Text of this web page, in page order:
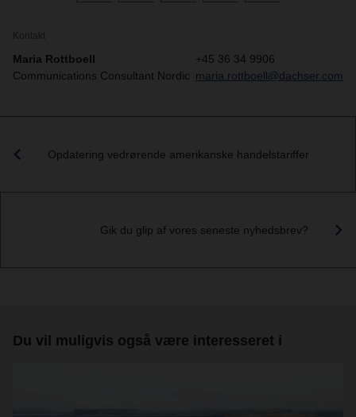
Kontakt
Maria Rottboell
Communications Consultant Nordic
+45 36 34 9906
maria.rottboell@dachser.com
Opdatering vedrørende amerikanske handelstariffer
Gik du glip af vores seneste nyhedsbrev?
Du vil muligvis også være interesseret i